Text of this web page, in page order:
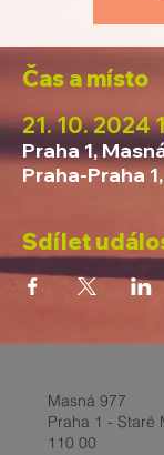
Čas a místo
21. 10. 2024
Praha 1,
Praha-Praha
Sdílet
Masná 977
Praha 1 - Staré
110 00